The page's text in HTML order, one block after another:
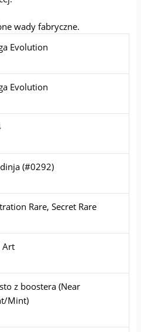
wady fabryczne.
Evolution
Evolution
(#0292)
Rare, Secret Rare
Art
z boostera (Near
Mint)